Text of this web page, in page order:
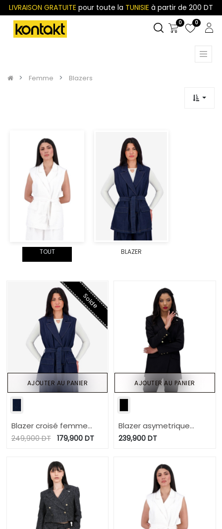
LIVRAISON GRATUITE pour toute la TUNISIE à partir de 200 DT
0 0
Femme Blazers
TOUT BLAZER
Solde
Blazer croisé femme
sans manches-SAHAR
249,900DT 179,900DT
AJOUTER AU PANIER
Blazer asymetrique
femme manches
239,900 DT
AJOUTER AU PANIER